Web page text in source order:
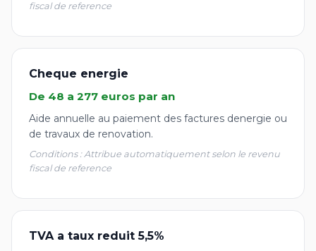
fiscal de reference
Cheque energie
De 48 a 277 euros par an
Aide annuelle au paiement des factures denergie ou
de travaux de renovation.
Conditions : Attribue automatiquement selon le revenu
fiscal de reference
TVA a taux reduit 5,5%